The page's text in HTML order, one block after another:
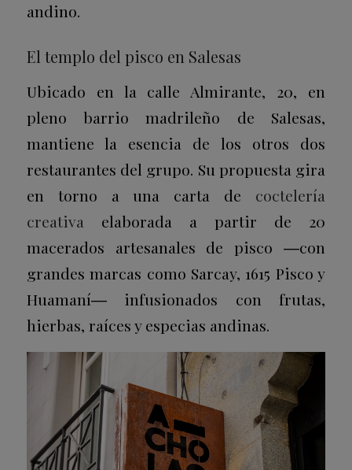
andino.
El templo del pisco en Salesas
Ubicado en la calle Almirante, 20, en
pleno barrio madrileño de Salesas,
mantiene la esencia de los otros dos
restaurantes del grupo. Su propuesta gira
en torno a una carta de coctelería
creativa elaborada a partir de 20
macerados artesanales de pisco ―con
grandes marcas como Sarcay, 1615 Pisco y
Huamaní― infusionados con frutas,
hierbas, raíces y especias andinas.